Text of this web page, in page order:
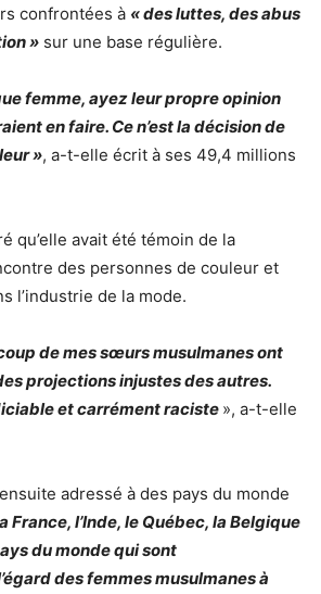
confrontées à « des luttes, des abus
» sur une base régulière.
femme, ayez leur propre opinion
en faire. Ce n’est la décision de
», a-t-elle écrit à ses 49,4 millions
qu’elle avait été témoin de la
des personnes de couleur et
l’industrie de la mode.
de mes sœurs musulmanes ont
projections injustes des autres.
et carrément raciste », a-t-elle
adressé à des pays du monde
France, l’Inde, le Québec, la Belgique
du monde qui sont
des femmes musulmanes à